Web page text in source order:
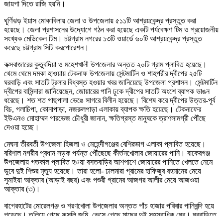
জায়গা দিতে রাজি হয়নি।
ঘূর্ণিঝড় ইয়াস মোকাবিলায় জেলা ও উপজেলায় ৫১১টি আশ্রয়কেন্দ্র প্রস্তুত করা
হয়েছে। জেলা প্রশাসনের উদ্যোগে গঠন করা হয়েছে একটি পর্যবেক্ষণ টিম ও প্রয়োজনীয়
সংখ্যক মেডিকেল টিম। চট্টগ্রাম নগরের ১৩টি ওয়ার্ডে ৬০টি আশ্রয়কেন্দ্র প্রস্তুত
করেছে চট্টগ্রাম সিটি করপোরেশন।
কক্সবাজারের কুতুবদিয়া ও মহেশখালী উপজেলার অন্তত ২০টি গ্রাম প্লাবিত হয়েছে।
থেমে থেমে দমকা হাওয়ায় টেকনাফ উপজেলায় সেন্টমার্টিন ও শাহপরীর দ্বীপের ২৫টি
ঘরবাড়ি এবং সাতটি ট্রলার বিধ্বস্ত হওয়ার খবর জানিয়েছে উপজেলা প্রশাসন। সেন্টমার্টিন
দ্বীপের বাসিন্দারা জানিয়েছেন, জোয়ারের পানি ঢুকে দ্বীপের সাতটি অংশে ব্যাপক ভাঙন
ধরেছে। শত শত গাছপালা ভেঙে সাগরে বিলীন হয়েছে। বিশেষ করে দ্বীপের উত্তর-পূর্ব
বিচ, গলাচিপা, কোনাপাড়া, নজরুলপাড়া এলাকায় ব্যাপক ক্ষতি হয়েছে। টেকনাফের
ইউএনও মোহাম্মদ পারভেজ চৌধুরী জানান, ক্ষতিগ্রস্ত মানুষকে ত্রাণসামগ্রী পৌঁছে
দেওয়া হচ্ছে।
মেঘনা তীরবর্তী উপজেলা হিজলা ও মেহেন্দীগঞ্জের বেশিরভাগ এলাকা প্লাবিত হয়েছে।
বরিশাল নগরীর প্রধান সড়ক পর্যন্ত পৌঁছেছে কীর্তনখোলার জোয়ারের পানি। বাকেরগঞ্জ
উপজেলায় গতকাল প্লাবিত হওয়া বসতবাড়ির আশপাশে জোয়ারের পানিতে খেলতে নেমে
ডুবে দুই শিশুর মৃত্যু হয়েছে। তারা হলো- ঢালমারা গ্রামের হাফিজুর রহমানের মেয়ে
সুমাইয়া আক্তার (আড়াই বছর) এবং পশুরী গ্রামের আজগর আলীর মেয়ে আজওয়া
আক্তার (৩)।
বাগেরহাটের মোরেলগঞ্জ ও শরণখোলা উপজেলার অন্তত পাঁচ হাজার পরিবার পানিবন্দি হয়ে